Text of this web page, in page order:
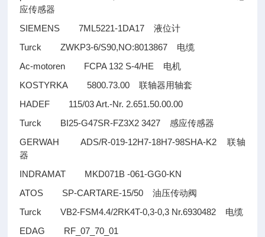
应传感器
SIEMENS 7ML5221-1DA17液位计
Turck ZWKP3-6/S90,NO:8013867 电缆
Ac-motoren FCPA 132 S-4/HE 电机
KOSTYRKA 5800.73.00联轴器用轴套
HADEF 115/03 Art.-Nr. 2.651.50.00.00
Turck BI25-G47SR-FZ3X2 3427感应传感器
GERWAH ADS/R-019-12H7-18H7-98SHA-K2联轴
器
INDRAMAT MKD071B -061-GG0-KN
ATOS SP-CARTARE-15/50油压传动阀
Turck VB2-FSM4.4/2RK4T-0,3-0,3 Nr.6930482 电缆
EDAG RF_07_70_01